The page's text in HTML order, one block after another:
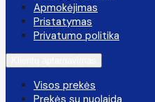
Apmokėjimas
Pristatymas
Privatumo politika
Visos prekės
Prekės su nuolaida